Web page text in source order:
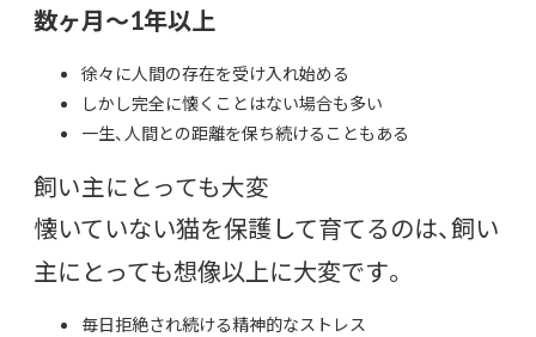
数ヶ月～1年以上
徐々に人間の存在を受け入れ始める
しかし完全に懐くことはない場合も多い
一生、人間との距離を保ち続けることもある
飼い主にとっても大変
懐いていない猫を保護して育てるのは、飼い
主にとっても想像以上に大変です。
毎日拒絶され続ける精神的なストレス